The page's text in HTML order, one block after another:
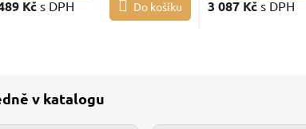
Kčs DPH Do košíku 3 087 Kč s DPH
v katalogu